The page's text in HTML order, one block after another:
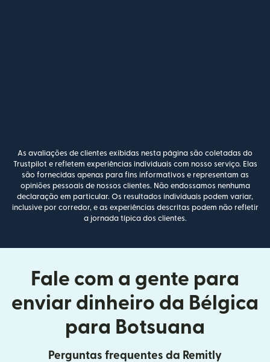
As avaliações de clientes exibidas nesta página são coletadas do
Trustpilot e refletem experiências individuais com nosso serviço. Elas
são fornecidas apenas para fins informativos e representam as
opiniões pessoais de nossos clientes. Não endossamos nenhuma
declaração em particular. Os resultados individuais podem variar,
inclusive por corredor, e as experiências descritas podem não refletir
a jornada típica dos clientes.
Fale com a gente para
enviar dinheiro da Bélgica
para Botsuana
Perguntas frequentes da Remitly